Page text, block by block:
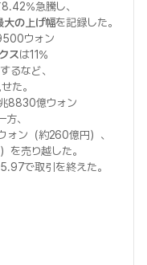
急騰し、
大の上げ幅を記録した。
ウォン
スは11%
るなど、
た。
8830億ウォン
、
ォン（約260億円）、
売り越した。
で取引を終えた。